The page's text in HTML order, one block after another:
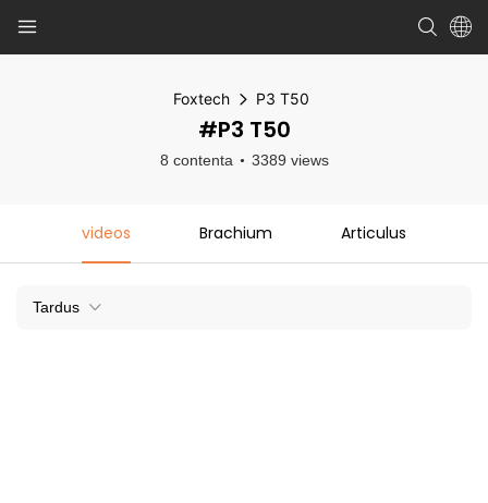
Foxtech P3 T50
#P3 T50
8 contenta 3389 views
videos Brachium Articulus
Tardus